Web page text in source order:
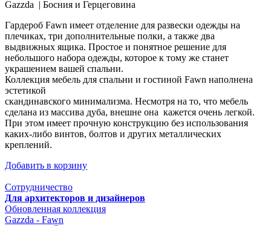
Gazzda | Босния и Герцеговина
Гардероб Fawn имеет отделение для развески одежды на
плечиках, три дополнительные полки, а также два
выдвижных ящика. Простое и понятное решение для
небольшого набора одежды, которое к тому же станет
украшением вашей спальни.
Коллекция мебель для спальни и гостиной Fawn наполнена
эстетикой
скандинавского минимализма. Несмотря на то, что мебель
сделана из массива дуба, внешне она кажется очень легкой.
При этом имеет прочную конструкцию без использования
каких-либо винтов, болтов и других металлических
креплений.
Добавить в корзину
Сотрудничество
Для архитекторов и дизайнеров
Обновленная коллекция
Gazzda - Fawn